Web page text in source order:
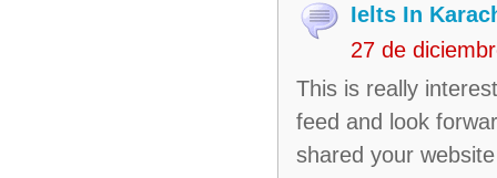
Ielts In
27 de
This is really
feed and look
shared your